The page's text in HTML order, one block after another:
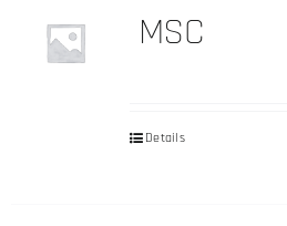
MSC
Details